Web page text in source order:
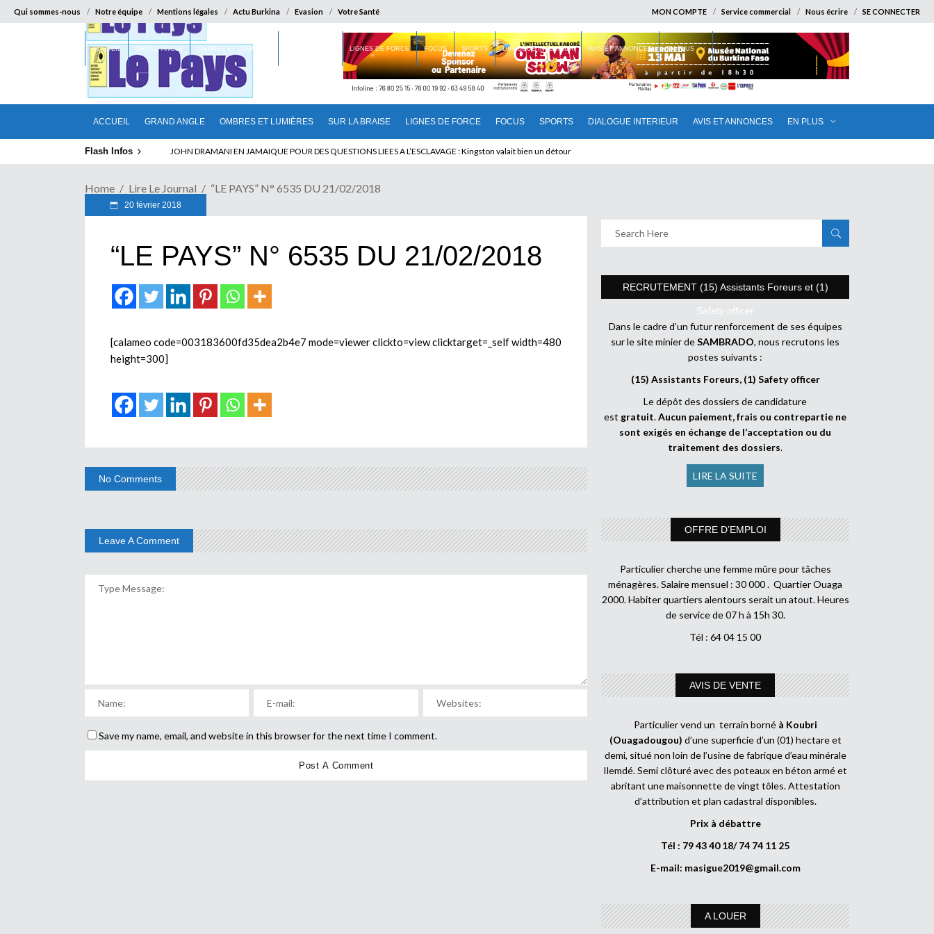
Qui sommes-nous Notre équipe Mentions légales Actu Burkina Evasion Votre Santé MON COMPTE Service commercial Nous écrire SE CONNECTER
ACCUEIL GRAND ANGLE OMBRES ET LUMIÈRES SUR LA BRAISE LIGNES DE FORCE FOCUS SPORTS DIALOGUE INTERIEUR AVIS ET ANNONCES EN PLUS
ACCUEIL GRAND ANGLE OMBRES ET LUMIÈRES LIGNES DE FORCE FOCUS SPORTS DIALOGUE INTERIEUR AVIS ET ANNONCES EN PLUS
Flash Infos JOHN DRAMANI EN JAMAIQUE POUR DES QUESTIONS LIEES A L’ESCLAVAGE : Kingston valait bien un détour
ABSENCE PROLONGEE DE PAUL BIYA DU CAMEROUN : Qui pilote le Cameroun ?
Home Lire Le Journal “LE PAYS” N° 6535 DU 21/02/2018
20 février 2018
“LE PAYS” N° 6535 DU 21/02/2018
[calameo code=003183600fd35dea2b4e7 mode=viewer clickto=view clicktarget=_self width=480
height=300]
No Comments
Leave A Comment
Save my name, email, and website in this browser for the next time I comment.
RECRUTEMENT (15) Assistants Foreurs et (1)
Safety officer
Dans le cadre d’un futur renforcement de ses équipes
sur le site minier deSAMBRADO, nous recrutons les
postes suivants :
(15) Assistants Foreurs, (1) Safety officer
Le dépôt des dossiers de candidature
est gratuit.Aucun paiement, frais ou contrepartie ne
sont exigés en échange de l’acceptation ou du
traitement des dossiers.
LIRE LA SUITE
OFFRE D’EMPLOI
Particulier cherche une femme mûre pour tâches
ménagères. Salaire mensuel : 30 000 . Quartier Ouaga
2000. Habiter quartiers alentours serait un atout. Heures
de service de 07 h à 15h 30.
Tél : 64 04 15 00
AVIS DE VENTE
Particulier vend un terrain borné à Koubri
(Ouagadougou) d’une superficie d’un (01) hectare et
demi, situé non loin de l’usine de fabrique d’eau minérale
Ilemdé. Semi clôturé avec des poteaux en béton armé et
abritant une maisonnette de vingt tôles. Attestation
d’attribution et plan cadastral disponibles.
Prix à débattre
Tél : 79 43 40 18/ 74 74 11 25
E-mail: masigue2019@gmail.com
A LOUER